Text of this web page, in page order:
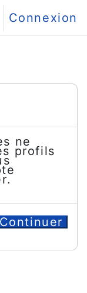
Connexion
ne
profils
Continuer